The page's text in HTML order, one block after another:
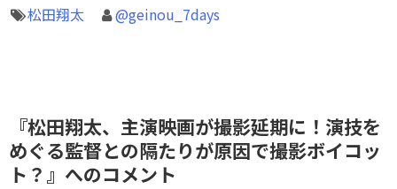
松田翔太 @geinou_7days
『松田翔太、主演映画が撮影延期に！演技を
めぐる監督との隔たりが原因で撮影ボイコッ
ト？』へのコメント